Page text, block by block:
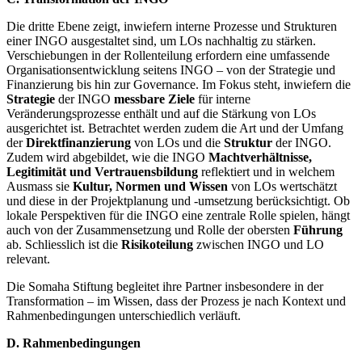
Die dritte Ebene zeigt, inwiefern interne Prozesse und Strukturen
einer INGO ausgestaltet sind, um LOs nachhaltig zu stärken.
Verschiebungen in der Rollenteilung erfordern eine umfassende
Organisationsentwicklung seitens INGO – von der Strategie und
Finanzierung bis hin zur Governance. Im Fokus steht, inwiefern die
Strategie der INGO messbare Ziele für interne
Veränderungsprozesse enthält und auf die Stärkung von LOs
ausgerichtet ist. Betrachtet werden zudem die Art und der Umfang
derDirektfinanzierung von LOs und die Struktur der INGO.
Zudem wird abgebildet, wie die INGO Machtverhältnisse,
Legitimität und Vertrauensbildung reflektiert und in welchem
Ausmass sie Kultur, Normen und Wissen von LOs wertschätzt
und diese in der Projektplanung und -umsetzung berücksichtigt. Ob
lokale Perspektiven für die INGO eine zentrale Rolle spielen, hängt
auch von der Zusammensetzung und Rolle der obersten Führung
ab. Schliesslich ist die Risikoteilung zwischen INGO und LO
relevant.
Die Somaha Stiftung begleitet ihre Partner insbesondere in der
Transformation – im Wissen, dass der Prozess je nach Kontext und
Rahmenbedingungen unterschiedlich verläuft.
D. Rahmenbedingungen